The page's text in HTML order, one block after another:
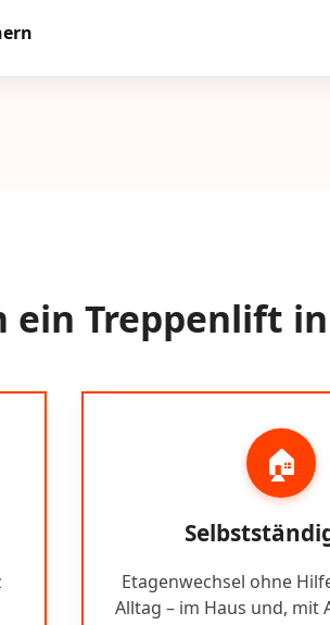
ein Treppenlift
🏠
Etagenwechsel ohne
Alltag – im Haus und, mit